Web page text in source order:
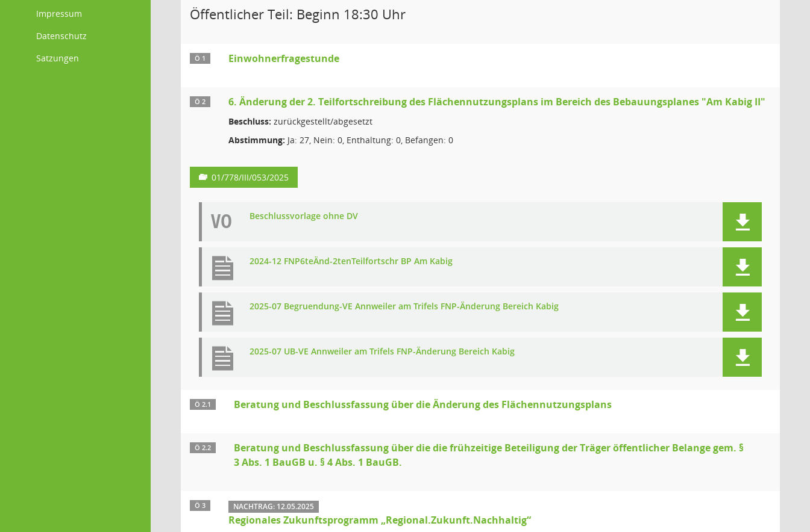
Impressum
Datenschutz
Satzungen
Öffentlicher Teil: Beginn 18:30 Uhr
Ö 1 Einwohnerfragestunde
Ö 2 6. Änderung der 2. Teilfortschreibung des Flächennutzungsplans im Bereich des Bebauungsplanes "Am Kabig II"
Beschluss: zurückgestellt/abgesetzt
Abstimmung: Ja: 27, Nein: 0, Enthaltung: 0, Befangen: 0
01/778/III/053/2025
VO Beschlussvorlage ohne DV
2024-12 FNP6teÄnd-2tenTeilfortschr BP Am Kabig
2025-07 Begruendung-VE Annweiler am Trifels FNP-Änderung Bereich Kabig
2025-07 UB-VE Annweiler am Trifels FNP-Änderung Bereich Kabig
Ö 2.1 Beratung und Beschlussfassung über die Änderung des Flächennutzungsplans
Ö 2.2
Beratung und Beschlussfassung über die die frühzeitige Beteiligung der Träger öffentlicher Belange gem. §
3 Abs. 1 BauGB u. § 4 Abs. 1 BauGB.
Ö 3 NACHTRAG: 12.05.2025
Regionales Zukunftsprogramm „Regional.Zukunft.Nachhaltig“